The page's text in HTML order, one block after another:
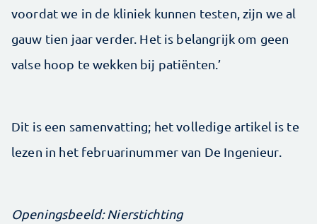
voordat we in de kliniek kunnen testen, zijn we al
gauw tien jaar verder. Het is belangrijk om geen
valse hoop te wekken bij patiënten.’
Dit is een samenvatting; het volledige artikel is te
lezen in het februarinummer van De Ingenieur.
Openingsbeeld: Nierstichting